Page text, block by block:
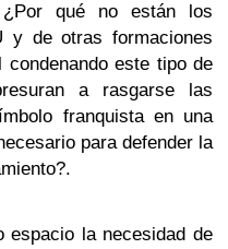
qué no están los
y de otras formaciones
este tipo de
a rasgarse las
franquista en una
para defender la
espacio la necesidad de